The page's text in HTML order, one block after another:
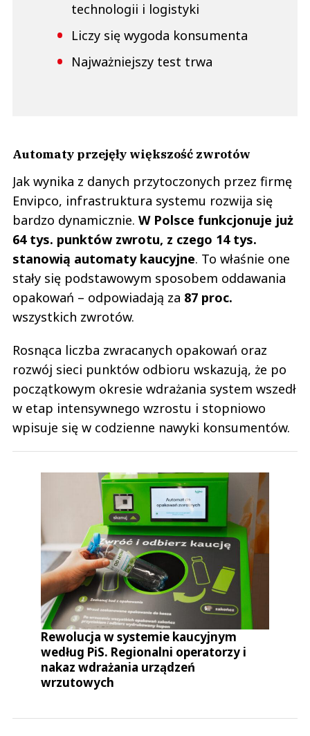
technologii i logistyki
Liczy się wygoda konsumenta
Najważniejszy test trwa
Automaty przejęły większość zwrotów
Jak wynika z danych przytoczonych przez firmę
Envipco, infrastruktura systemu rozwija się
bardzo dynamicznie. W Polsce funkcjonuje już
64 tys. punktów zwrotu, z czego 14 tys.
stanowią automaty kaucyjne. To właśnie one
stały się podstawowym sposobem oddawania
opakowań – odpowiadają za 87 proc.
wszystkich zwrotów.
Rosnąca liczba zwracanych opakowań oraz
rozwój sieci punktów odbioru wskazują, że po
początkowym okresie wdrażania system wszedł
w etap intensywnego wzrostu i stopniowo
wpisuje się w codzienne nawyki konsumentów.
Rewolucja w systemie kaucyjnym
według PiS. Regionalni operatorzy i
nakaz wdrażania urządzeń
wrzutowych